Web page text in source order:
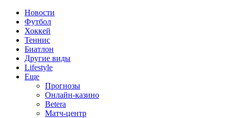
Новости
Футбол
Хоккей
Теннис
Биатлон
Другие виды
Lifestyle
Еще
Прогнозы
Онлайн-казино
Betera
Матч-центр